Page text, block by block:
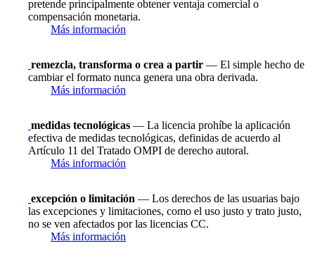
pretende principalmente obtener ventaja comercial o
compensación monetaria.
Más información
remezcla, transforma o crea a partir — El simple hecho de
cambiar el formato nunca genera una obra derivada.
Más información
medidas tecnológicas — La licencia prohíbe la aplicación
efectiva de medidas tecnológicas, definidas de acuerdo al
Artículo 11 del Tratado OMPI de derecho autoral.
Más información
excepción o limitación — Los derechos de las usuarias bajo
las excepciones y limitaciones, como el uso justo y trato justo,
no se ven afectados por las licencias CC.
Más información